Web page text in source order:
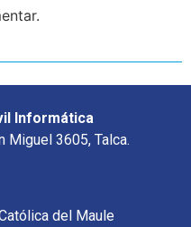
Informática
Miguel 3605, Talca.
del Maule